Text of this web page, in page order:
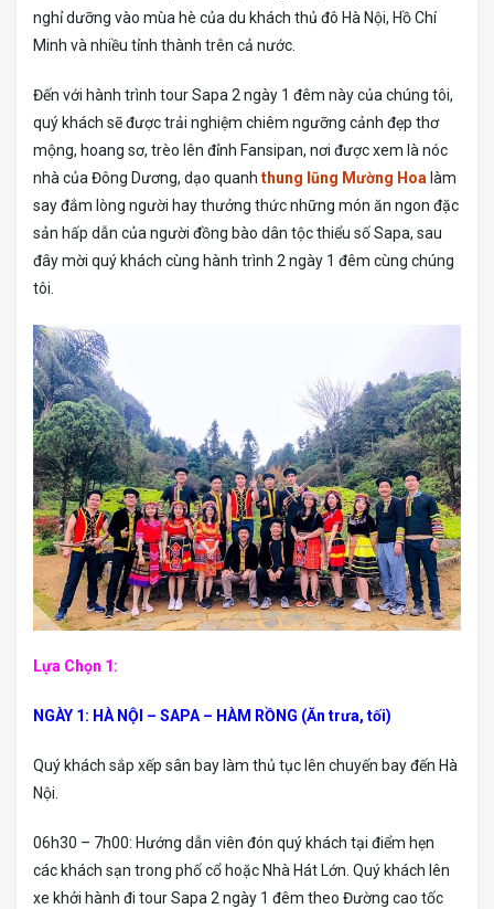
nghỉ dưỡng vào mùa hè của du khách thủ đô Hà Nội, Hồ Chí
Minh và nhiều tỉnh thành trên cả nước.
Đến với hành trình tour Sapa 2 ngày 1 đêm này của chúng tôi,
quý khách sẽ được trải nghiệm chiêm ngưỡng cảnh đẹp thơ
mộng, hoang sơ, trèo lên đỉnh Fansipan, nơi được xem là nóc
nhà của Đông Dương, dạo quanh thung lũng Mường Hoa làm
say đắm lòng người hay thưởng thức những món ăn ngon đặc
sản hấp dẫn của người đồng bào dân tộc thiểu số Sapa, sau
đây mời quý khách cùng hành trình 2 ngày 1 đêm cùng chúng
tôi.
Lựa Chọn 1:
NGÀY 1: HÀ NỘI – SAPA – HÀM RỒNG (Ăn trưa, tối)
Quý khách sắp xếp sân bay làm thủ tục lên chuyến bay đến Hà
Nội.
06h30 – 7h00: Hướng dẫn viên đón quý khách tại điểm hẹn
các khách sạn trong phố cổ hoặc Nhà Hát Lớn. Quý khách lên
xe khởi hành đi tour Sapa 2 ngày 1 đêm theo Đường cao tốc